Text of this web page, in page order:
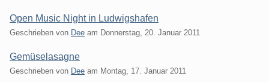
Open Music Night in Ludwigshafen
Geschrieben von Dee am Donnerstag, 20. Januar 2011
Gemüselasagne
Geschrieben von Dee am Montag, 17. Januar 2011